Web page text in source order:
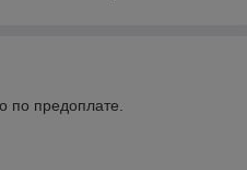
по предоплате.